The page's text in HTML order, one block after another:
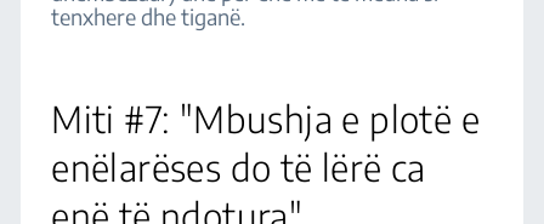
tenxhere dhe tiganë.
Miti #7: "Mbushja e plotë e
enëlarëses do të lërë ca